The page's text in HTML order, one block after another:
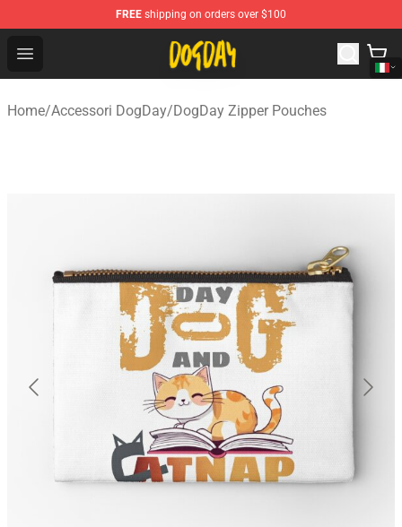
FREE shipping on orders over $100
Open menu
DogDay Store - Official DogDay Merchandise Shop
Home/Accessori DogDay/DogDay Zipper Pouches